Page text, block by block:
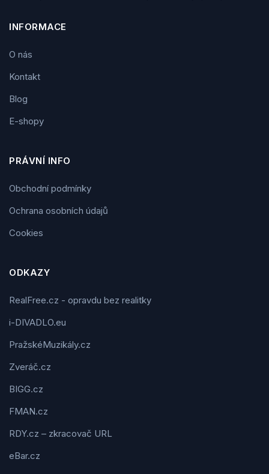
INFORMACE
O nás
Kontakt
Blog
E-shopy
PRÁVNÍ INFO
Obchodní podmínky
Ochrana osobních údajů
Cookies
ODKAZY
RealFree.cz - opravdu bez realitky
i-DIVADLO.eu
PražskéMuzikály.cz
Zveráč.cz
BIGG.cz
FMAN.cz
RDY.cz – zkracovač URL
eBar.cz